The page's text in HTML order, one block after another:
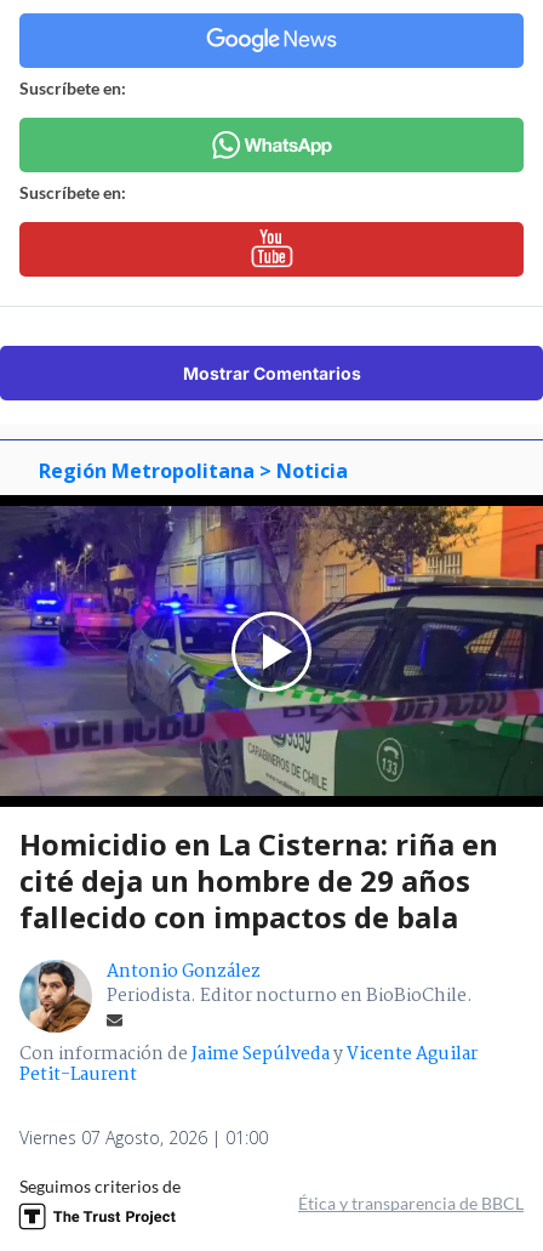
Suscríbete en:
Suscríbete en:
Mostrar Comentarios
Región Metropolitana > Noticia
Homicidio en La Cisterna: riña en
cité deja un hombre de 29 años
fallecido con impactos de bala
Antonio González
Periodista. Editor nocturno en BioBioChile.
Con información deJaime SepúlvedayVicente Aguilar
Petit-Laurent
Viernes 07 Agosto, 2026 | 01:00
Seguimos criterios de
Ética y transparencia de BBCL